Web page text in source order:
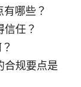
哪些？
信任？
合规要点是